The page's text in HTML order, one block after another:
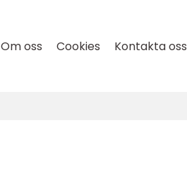
Om oss Cookies Kontakta oss